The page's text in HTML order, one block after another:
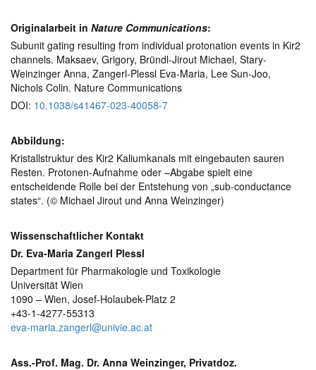
Originalarbeit in Nature Communications:
Subunit gating resulting from individual protonation events in Kir2
channels. Maksaev, Grigory, Bründl-Jirout Michael, Stary-
Weinzinger Anna, Zangerl-Plessl Eva-Maria, Lee Sun-Joo,
Nichols Colin. Nature Communications
DOI: 10.1038/s41467-023-40058-7
Abbildung:
Kristallstruktur des Kir2 Kaliumkanals mit eingebauten sauren
Resten. Protonen-Aufnahme oder –Abgabe spielt eine
entscheidende Rolle bei der Entstehung von „sub-conductance
states“. (© Michael Jirout und Anna Weinzinger)
Wissenschaftlicher Kontakt
Dr. Eva-Maria Zangerl Plessl
Department für Pharmakologie und Toxikologie
Universität Wien
1090 – Wien, Josef-Holaubek-Platz 2
+43-1-4277-55313
eva-maria.zangerl@univie.ac.at
Ass.-Prof. Mag. Dr. Anna Weinzinger, Privatdoz.